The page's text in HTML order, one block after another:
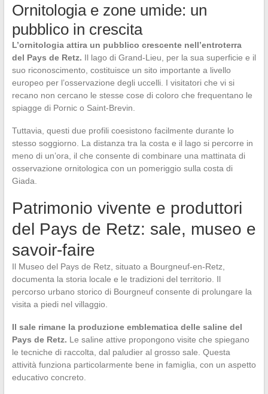
Ornitologia e zone umide: un
pubblico in crescita
L’ornitologia attira un pubblico crescente nell’entroterra
del Pays de Retz. Il lago di Grand-Lieu, per la sua superficie e il
suo riconoscimento, costituisce un sito importante a livello
europeo per l’osservazione degli uccelli. I visitatori che vi si
recano non cercano le stesse cose di coloro che frequentano le
spiagge di Pornic o Saint-Brevin.
Tuttavia, questi due profili coesistono facilmente durante lo
stesso soggiorno. La distanza tra la costa e il lago si percorre in
meno di un’ora, il che consente di combinare una mattinata di
osservazione ornitologica con un pomeriggio sulla costa di
Giada.
Patrimonio vivente e produttori
del Pays de Retz: sale, museo e
savoir-faire
Il Museo del Pays de Retz, situato a Bourgneuf-en-Retz,
documenta la storia locale e le tradizioni del territorio. Il
percorso urbano storico di Bourgneuf consente di prolungare la
visita a piedi nel villaggio.
Il sale rimane la produzione emblematica delle saline del
Pays de Retz. Le saline attive propongono visite che spiegano
le tecniche di raccolta, dal paludier al grosso sale. Questa
attività funziona particolarmente bene in famiglia, con un aspetto
educativo concreto.